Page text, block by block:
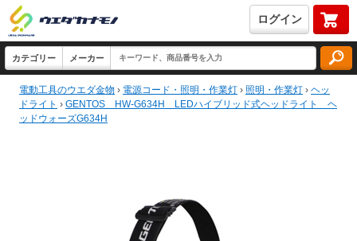
ログイン
電動工具のウエダ金物 › 電源コード・照明・作業灯 › 照明・作業灯 › ヘッ
ドライト › GENTOS HW-G634H LEDハイブリッド式ヘッドライト ヘ
ッドウォーズG634H